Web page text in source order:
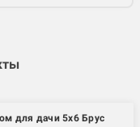
для дачи 5х6 Брус